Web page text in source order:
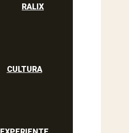
RALIX
CULTURA